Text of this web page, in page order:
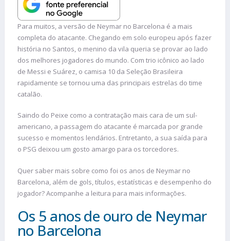
Para muitos, a versão de Neymar no Barcelona é a mais
completa do atacante. Chegando em solo europeu após fazer
história no Santos, o menino da vila queria se provar ao lado
dos melhores jogadores do mundo. Com trio icônico ao lado
de Messi e Suárez, o camisa 10 da Seleção Brasileira
rapidamente se tornou uma das principais estrelas do time
catalão.
Saindo do Peixe como a contratação mais cara de um sul-
americano, a passagem do atacante é marcada por grande
sucesso e momentos lendários. Entretanto, a sua saída para
o PSG deixou um gosto amargo para os torcedores.
Quer saber mais sobre como foi os anos de Neymar no
Barcelona, além de gols, títulos, estatísticas e desempenho do
jogador? Acompanhe a leitura para mais informações.
Os 5 anos de ouro de Neymar
no Barcelona